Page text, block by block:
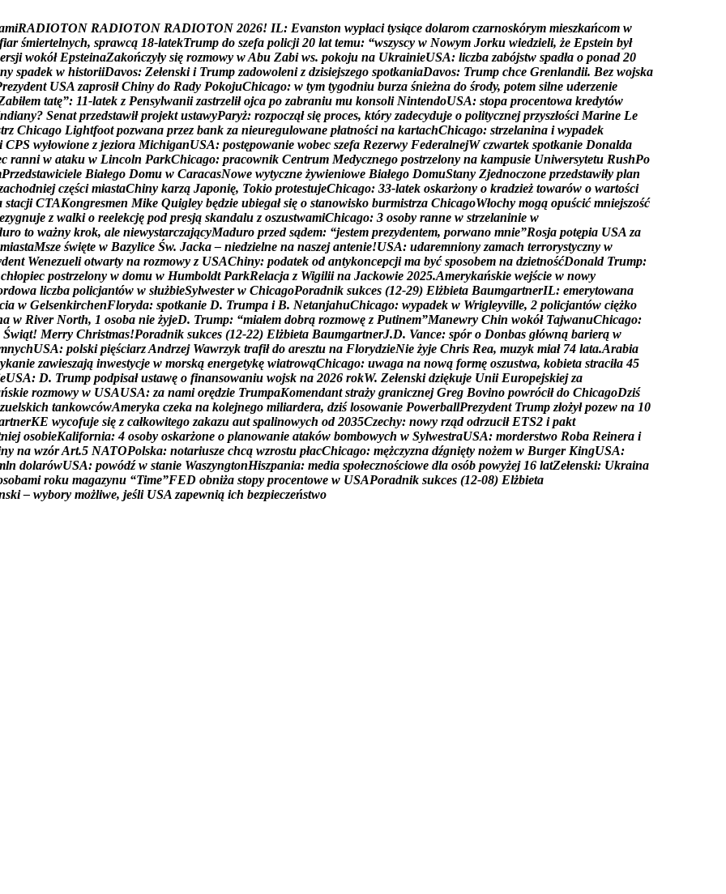
miRADIOTON RADIOTON RADIOTON 2026! IL: Evanston wypłaci tysiące dolarom czarnoskórym mieszkańcom w
fiar śmiertelnych, sprawcą 18-latekTrump do szefa policji 20 lat temu: “wszyscy w Nowym Jorku wiedzieli, że Epstein był
ersji wokół EpsteinaZakończyły się rozmowy wAbu Zabi ws. pokoju na UkrainieUSA: liczba zabójstw spadła o ponad 20
ny spadek w historiiDavos: Zełenski i Trump zadowoleni z dzisiejszego spotkaniaDavos: Trump chce Grenlandii. Bez wojska
rezydent USA zaprosił Chiny do Rady PokojuChicago: w tym tygodniu burza śnieżna do środy, potem silne uderzenie
abiłem tatę”: 11-latek z Pensylwanii zastrzelił ojca po zabraniu mu konsoli NintendoUSA: stopa procentowa kredytów
ndiany? Senat przedstawił projekt ustawyParyż: rozpoczął się proces, który zadecyduje o politycznej przyszłości Marine Le
trz Chicago Lightfoot pozwana przez bank za nieuregulowane płatności na kartachChicago: strzelanina i wypadek
i CPS wyłowione z jeziora MichiganUSA: postępowanie wobec szefa Rezerwy FederalnejW czwartek spotkanie Donalda
c ranni w ataku w Lincoln ParkChicago: pracownik Centrum Medycznego postrzelony na kampusie Uniwersytetu RushPo
Przedstawiciele Białego Domu w CaracasNowe wytyczne żywieniowe Białego DomuStany Zjednoczone przedstawiły plan
achodniej części miastaChiny karzą Japonię, Tokio protestujeChicago: 33-latek oskarżony o kradzież towarów o wartości
stacji CTAKongresmen Mike Quigley będzie ubiegał się o stanowisko burmistrza ChicagoWłochy mogą opuścić mniejszość
ezygnuje z walki o reelekcję pod presją skandalu z oszustwamiChicago: 3 osoby ranne w strzelaninie w
uro to ważny krok, ale niewystarczającyMaduro przed sądem: “jestem prezydentem, porwano mnie”Rosja potępia USA za
miastaMsze święte w Bazylice Św. Jacka – niedzielne na naszej antenie!USA: udaremniony zamach terrorystyczny w
dent Wenezueli otwarty na rozmowy z USAChiny: podatek od antykoncepcji ma być sposobem na dzietnośćDonald Trump:
chłopiec postrzelony w domu w Humboldt ParkRelacja z Wigilii na Jackowie 2025.Amerykańskie wejście w nowy
rdowa liczba policjantów w służbieSylwester w ChicagoPoradnik sukces (12-29) Elżbieta BaumgartnerIL: emerytowana
cia w GelsenkirchenFloryda: spotkanie D. Trumpa i B. NetanjahuChicago: wypadek w Wrigleyville, 2 policjantów ciężko
a w River North, 1 osoba nie żyjeD. Trump: “miałem dobrą rozmowę z Putinem”Manewry Chin wokół TajwanuChicago:
Świąt! Merry Christmas!Poradnik sukces (12-22) Elżbieta BaumgartnerJ.D. Vance: spór o Donbas główną barierą w
nychUSA: polski pięściarzAndrzej Wawrzyk trafił do aresztu na FlorydzieNie żyje Chris Rea, muzyk miał 74 lata.Arabia
ykanie zawieszają inwestycje w morską energetykę wiatrowąChicago: uwaga na nową formę oszustwa, kobieta straciła 45
eUSA: D. Trump podpisał ustawę o finansowaniu wojsk na 2026 rokW. Zełenski dziękuje Unii Europejskiej za
ńskie rozmowy w USAUSA: za nami orędzie TrumpaKomendant straży granicznej Greg Bovino powrócił do ChicagoDziś
zuelskich tankowcówAmeryka czeka na kolejnego miliardera, dziś losowanie PowerballPrezydent Trump złożył pozew na 10
rtnerKE wycofuje się z całkowitego zakazu aut spalinowych od 2035Czechy: nowy rząd odrzucił ETS2 i pakt
niej osobieKalifornia: 4 osoby oskarżone o planowanie ataków bombowych w SylwestraUSA: morderstwo Roba Reinera i
ny na wzórArt.5 NATOPolska: notariusze chcą wzrostu płacChicago: mężczyzna dźgnięty nożem w Burger KingUSA:
ln dolarówUSA: powódź w stanie WaszyngtonHiszpania: media społecznościowe dla osób powyżej 16 latZełenski: Ukraina
sobami roku magazynu “Time”FED obniża stopy procentowe w USAPoradnik sukces (12-08) Elżbieta
ski – wybory możliwe, jeśli USA zapewnią ich bezpieczeństwo